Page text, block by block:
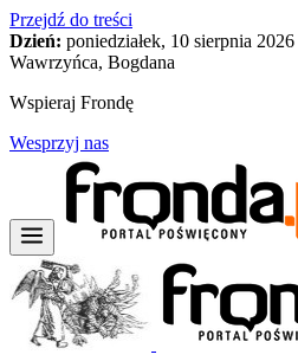
Przejdź do treści
Dzień: poniedziałek, 10 sierpnia 2026
Wawrzyńca, Bogdana
Wspieraj Frondę
Wesprzyj nas